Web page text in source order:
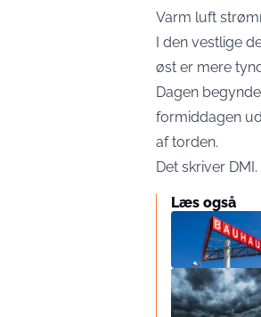
Varm luft
I den vestlige
øst er mere
Dagen
formiddagen
af torden.
Det skriver DMI.
Læs også